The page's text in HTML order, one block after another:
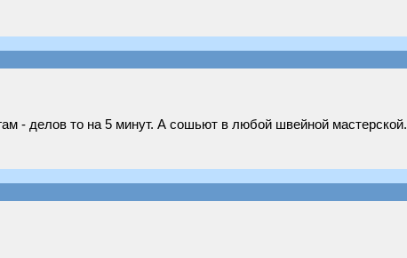
- делов то на 5 минут. А сошьют в любой швейной мастерской.